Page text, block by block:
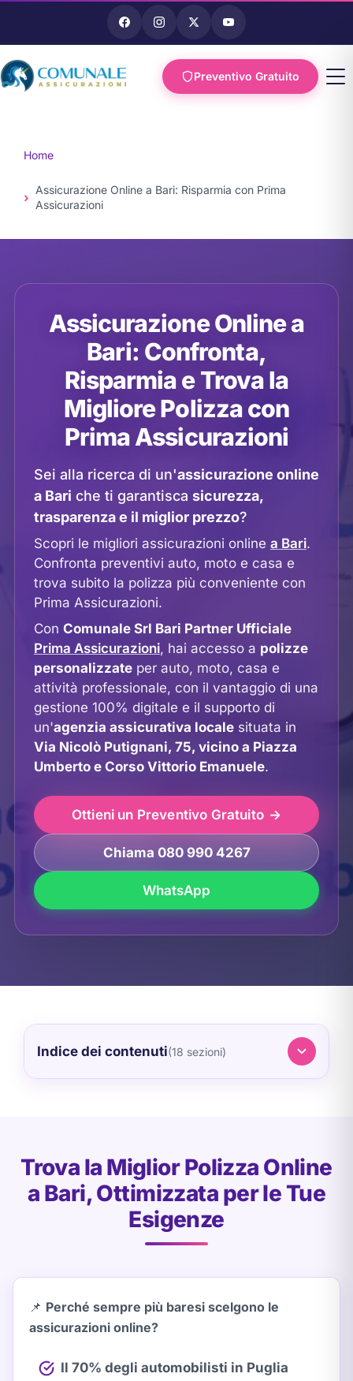
Preventivo Gratuito
Home
Assicurazione Online a Bari: Risparmia con Prima
Assicurazioni
Assicurazione Online a
Bari: Confronta,
Risparmia e Trova la
Migliore Polizza con
Prima Assicurazioni
Sei alla ricerca di un'assicurazione online
a Bari che ti garantisca sicurezza,
trasparenza e il miglior prezzo?
Scopri le migliori assicurazioni online a Bari.
Confronta preventivi auto, moto e casa e
trova subito la polizza più conveniente con
Prima Assicurazioni.
Con Comunale Srl Bari Partner Ufficiale
Prima Assicurazioni, hai accesso a polizze
personalizzateper auto, moto, casa e
attività professionale, con il vantaggio di una
gestione 100% digitale e il supporto di
un'agenzia assicurativa localesituata in
Via Nicolò Putignani, 75, vicino a Piazza
Umberto e Corso Vittorio Emanuele.
Ottieni un Preventivo Gratuito
Chiama 080 990 4267
WhatsApp
Indice dei contenuti(18 sezioni)
Trova la Miglior Polizza Online
a Bari, Ottimizzata per le Tue
Esigenze
📌 Perché sempre più baresi scelgono le
assicurazioni online?
Il 70% degli automobilisti in Puglia